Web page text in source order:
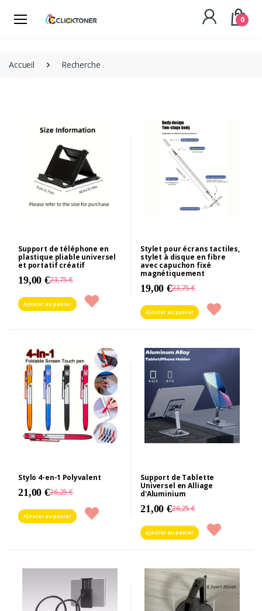
0
Accueil Recherche
Support de téléphone en
plastique pliable universel
et portatif créatif
19,00 €23,75 €
Ajouter au panier
Stylet pour écrans tactiles,
stylet à disque en fibre
avec capuchon fixé
magnétiquement
19,00 €23,75 €
Ajouter au panier
Stylo 4-en-1 Polyvalent
21,00 €26,25 €
Ajouter au panier
Support de Tablette
Universel en Alliage
d'Aluminium
21,00 €26,25 €
Ajouter au panier